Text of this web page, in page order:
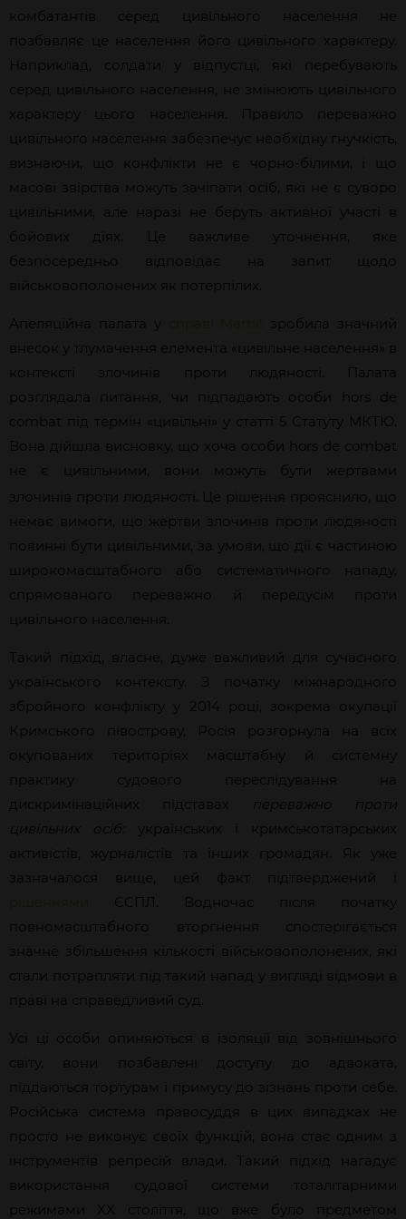
комбатантів серед цивільного населення не
позбавляє це населення його цивільного характеру.
Наприклад, солдати у відпустці, які перебувають
серед цивільного населення, не змінюють цивільного
характеру цього населення. Правило переважно
цивільного населення забезпечує необхідну гнучкість,
визнаючи, що конфлікти не є чорно-білими, і що
масові звірства можуть зачіпати осіб, які не є суворо
цивільними, але наразі не беруть активної участі в
бойових діях. Це важливе уточнення, яке
безпосередньо відповідає на запит щодо
військовополонених як потерпілих.
Апеляційна палата у
зробила значний
внесок у тлумачення елемента «цивільне населення» в
контексті злочинів проти людяності. Палата
розглядала питання, чи підпадають особи hors de
combat під термін «цивільні» у статті 5 Статуту МКТЮ.
Вона дійшла висновку, що хоча особи hors de combat
не є цивільними, вони можуть бути жертвами
злочинів проти людяності.
Це рішення прояснило, що
немає вимоги, що жертви злочинів проти людяності
повинні бути цивільними, за умови, що дії є частиною
широкомасштабного або систематичного нападу,
спрямованого переважно й передусім проти
цивільного населення.
Такий підхід, власне, дуже важливий для сучасного
українського контексту. З початку міжнародного
збройного конфлікту у 2014 році, зокрема окупації
Кримського півострову, Росія розгорнула на всіх
окупованих територіях масштабну й системну
практику судового переслідування на
дискримінаційних підставах
переважно проти
цивільних осіб:
українських і кримськотатарських
активістів, журналістів та інших громадян. Як уже
зазначалося вище, цей факт підтверджений і
ЄСПЛ. Водночас після початку
повномасштабного вторгнення спостерігається
значне збільшення кількості військовополонених, які
стали потрапляти під такий напад у вигляді відмови в
праві на справедливий суд.
Усі ці особи опиняються в ізоляції від зовнішнього
світу, вони позбавлені доступу до адвоката,
піддаються тортурам і примусу до зізнань проти себе.
Російська система правосуддя в цих випадках не
просто не виконує своїх функцій, вона стає одним з
інструментів репресій влади. Такий підхід нагадує
використання судової системи тоталітарними
режимами XX століття, що вже було предметом